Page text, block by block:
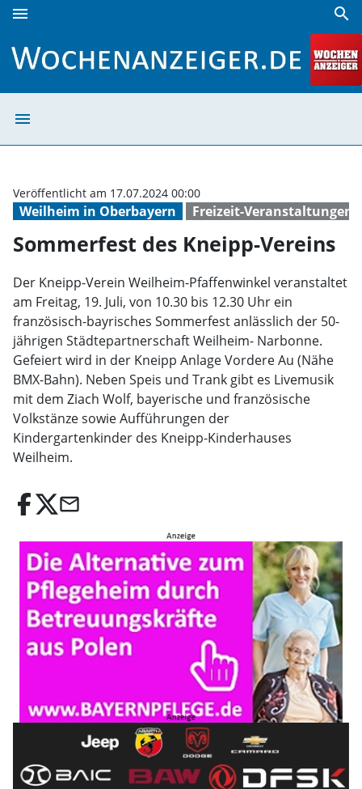
menu search
menu
Weilheim in Oberbayern Freizeit-Veranstaltungen
Veröffentlicht am 17.07.2024 00:00
Sommerfest des Kneipp-Vereins
Der Kneipp-Verein Weilheim-Pfaffenwinkel veranstaltet
am Freitag, 19. Juli, von 10.30 bis 12.30 Uhr ein
französisch-bayrisches Sommerfest anlässlich der 50-
jährigen Städtepartnerschaft Weilheim- Narbonne.
Gefeiert wird in der Kneipp Anlage Vordere Au (Nähe
BMX-Bahn). Neben Speis und Trank gibt es Livemusik
mit dem Ziach Wolf, bayerische und französische
Volkstänze sowie Aufführungen der
Kindergartenkinder des Kneipp-Kinderhauses
Weilheim.
email